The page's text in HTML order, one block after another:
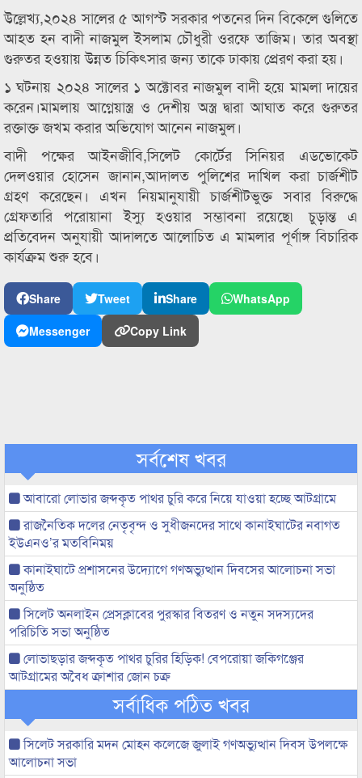
উল্লেখ্য,২০২৪ সালের ৫ আগস্ট সরকার পতনের দিন বিকেলে গুলিতে
আহত হন বাদী নাজমুল ইসলাম চৌধুরী ওরফে তাজিম। তার অবস্থা
গুরুতর হওয়ায় উন্নত চিকিৎসার জন্য তাকে ঢাকায় প্রেরণ করা হয়।
১ ঘটনায় ২০২৪ সালের ১ অক্টোবর নাজমুল বাদী হয়ে মামলা দায়ের
করেন।মামলায় আগ্নেয়াস্ত্র ও দেশীয় অস্ত্র দ্বারা আঘাত করে গুরুতর
রক্তাক্ত জখম করার অভিযোগ আনেন নাজমুল।
বাদী পক্ষের আইনজীবি,সিলেট কোর্টের সিনিয়র এডভোকেট
দেলওয়ার হোসেন জানান,আদালত পুলিশের দাখিল করা চার্জশীট
গ্রহণ করেছেন। এখন নিয়মানুযায়ী চার্জশীটভুক্ত সবার বিরুদ্ধে
গ্রেফতারি পরোয়ানা ইস্যু হওয়ার সম্ভাবনা রয়েছে৷ চুড়ান্ত এ
প্রতিবেদন অনুযায়ী আদালতে আলোচিত এ মামলার পূর্ণাঙ্গ বিচারিক
কার্যক্রম শুরু হবে।
Share Tweet Share
WhatsApp
Messenger
Copy Link
সর্বশেষ খবর
আবারো লোভার জব্দকৃত পাথর চুরি করে নিয়ে যাওয়া হচ্ছে আটগ্রামে
রাজনৈতিক দলের নেতৃবৃন্দ ও সুধীজনদের সাথে কানাইঘাটের নবাগত
ইউএনও’র মতবিনিময়
কানাইঘাটে প্রশাসনের উদ্যোগে গণঅভ্যুত্থান দিবসের আলোচনা সভা
অনুষ্ঠিত
সিলেট অনলাইন প্রেসক্লাবের পুরস্কার বিতরণ ও নতুন সদস্যদের
পরিচিতি সভা অনুষ্ঠিত
লোভাছড়ার জব্দকৃত পাথর চুরির হিড়িক! বেপরোয়া জকিগঞ্জের
আটগ্রামের অবৈধ ক্রাশার জোন চক্র
সর্বাধিক পঠিত খবর
সিলেট সরকারি মদন মোহন কলেজে জুলাই গণঅভ্যুত্থান দিবস উপলক্ষে
আলোচনা সভা